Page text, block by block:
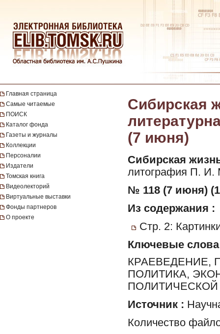
Главная страница
Самые читаемые
ПОИСК
Каталог фонда
Газеты и журналы
Коллекции
Персоналии
Издатели
Томская книга
Видеолекторий
Виртуальные выставки
Фонды партнеров
О проекте
Сибирская
(7 июня)
Сибирская
литография П. И.
№ 118 (7 июня)
Из содержания :
Стр. 2:
Ключевые слова
КРАЕВЕДЕНИЕ,
ПОЛИТИКА,
Источник :
Количество